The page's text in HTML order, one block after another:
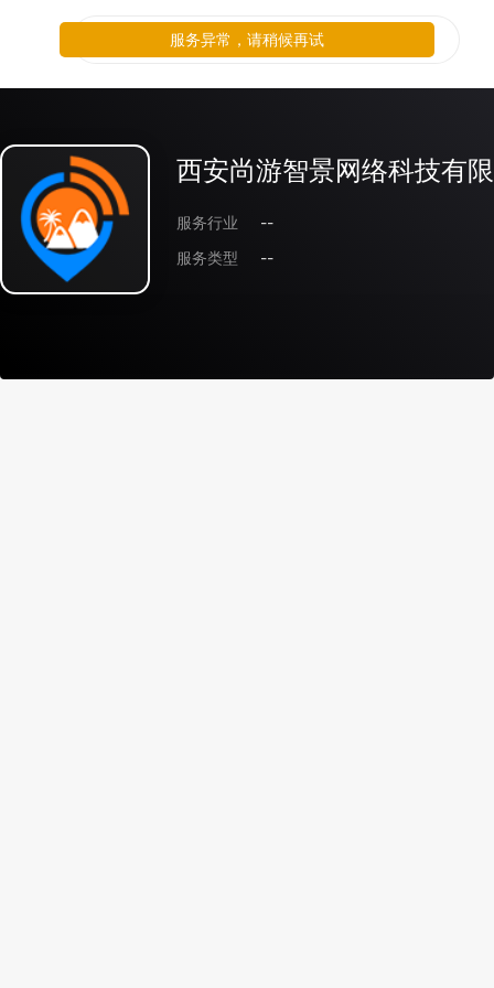
西安尚游智景网络科技有
服务行业
--
服务类型
--
服务异常，请稍候再试